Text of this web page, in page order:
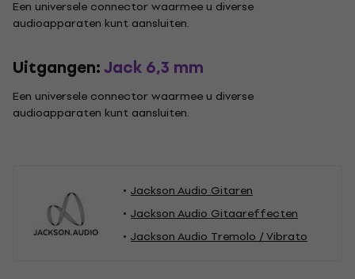
Een universele connector waarmee u diverse
audioapparaten kunt aansluiten.
Uitgangen:Jack 6,3 mm
Een universele connector waarmee u diverse
audioapparaten kunt aansluiten.
Jackson Audio Gitaren
Jackson Audio Gitaareffecten
Jackson Audio Tremolo / Vibrato